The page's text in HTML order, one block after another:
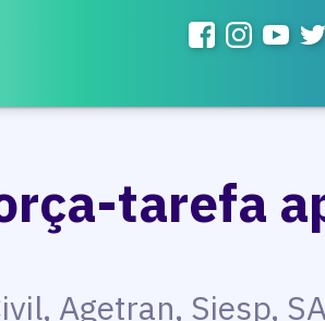
tarefa
Agetran, Siesp,